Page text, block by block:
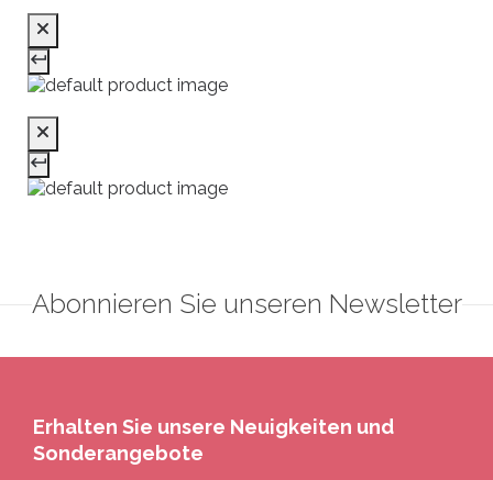
Abonnieren Sie unseren Newsletter
Erhalten Sie unsere Neuigkeiten und
Sonderangebote